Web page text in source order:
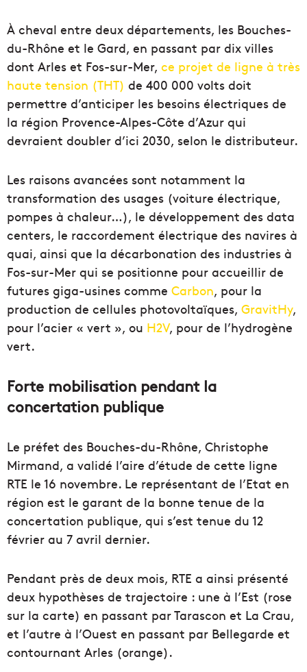
À cheval entre deux départements, les Bouches-
du-Rhône et le Gard, en passant par dix villes
dont Arles et Fos-sur-Mer, ce projet de ligne à très
haute tension (THT) de 400 000 volts doit
permettre d’anticiper les besoins électriques de
la région Provence-Alpes-Côte d’Azur qui
devraient doubler d’ici 2030, selon le distributeur.
Les raisons avancées sont notamment la
transformation des usages (voiture électrique,
pompes à chaleur…), le développement des data
centers, le raccordement électrique des navires à
quai, ainsi que la décarbonation des industries à
Fos-sur-Mer qui se positionne pour accueillir de
futures giga-usines comme Carbon, pour la
production de cellules photovoltaïques, GravitHy,
pour l’acier « vert », ou H2V, pour de l’hydrogène
vert.
Forte mobilisation pendant la
concertation publique
Le préfet des Bouches-du-Rhône, Christophe
Mirmand, a validé l’aire d’étude de cette ligne
RTE le 16 novembre. Le représentant de l’Etat en
région est le garant de la bonne tenue de la
concertation publique, qui s’est tenue du 12
février au 7 avril dernier.
Pendant près de deux mois, RTE a ainsi présenté
deux hypothèses de trajectoire : une à l’Est (rose
sur la carte) en passant par Tarascon et La Crau,
et l’autre à l’Ouest en passant par Bellegarde et
contournant Arles (orange).